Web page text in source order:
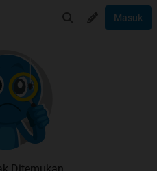
Masuk